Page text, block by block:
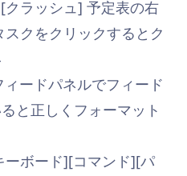
ラッシュ] 予定表の右
クをクリックするとク
ードパネルでフィード
と正しくフォーマット
ボード][コマンド][パ